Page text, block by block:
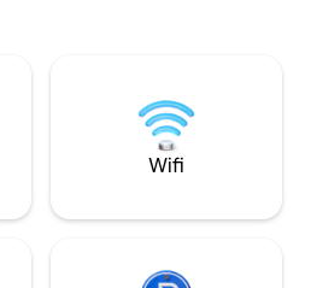
biedt een
prachtige
in het wild
toe! Je
Ardnamurchan
de Corran Ferry
te krijgen tot het
zitten niet op een
Wifi